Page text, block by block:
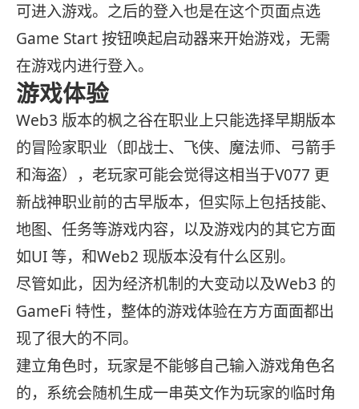
可进入游戏。之后的登入也是在这个页面点选
Game Start 按钮唤起启动器来开始游戏，无需
在游戏内进行登入。
游戏体验
Web3 版本的枫之谷在职业上只能选择早期版本
的冒险家职业（即战士、飞侠、魔法师、弓箭手
和海盗），老玩家可能会觉得这相当于V077 更
新战神职业前的古早版本，但实际上包括技能、
地图、任务等游戏内容，以及游戏内的其它方面
如UI 等，和Web2 现版本没有什么区别。
尽管如此，因为经济机制的大变动以及Web3 的
GameFi 特性，整体的游戏体验在方方面面都出
现了很大的不同。
建立角色时，玩家是不能够自己输入游戏角色名
的，系统会随机生成一串英文作为玩家的临时角